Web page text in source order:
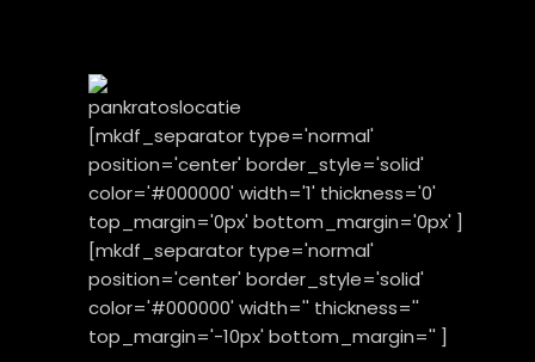
[mkdf_separator type='normal'
position='center' border_style='solid'
color='#000000' width='1' thickness='0'
top_margin='0px' bottom_margin='0px' ]
[mkdf_separator type='normal'
position='center' border_style='solid'
color='#000000' width='' thickness=''
top_margin='-10px' bottom_margin='' ]